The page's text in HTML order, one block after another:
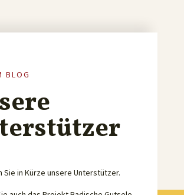
BLOG
Sie in Kürze unsere Unterstützer.